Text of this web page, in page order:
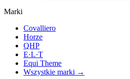
Marki
Covalliero
Horze
QHP
E·L·T
Equi Theme
Wszystkie marki →